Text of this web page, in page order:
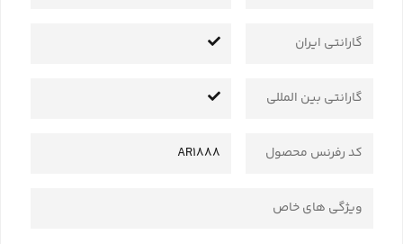
گارانتی ایران
گارانتی بین المللی
کد رفرنس محصول AR1888
ویژگی های خاص